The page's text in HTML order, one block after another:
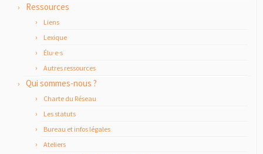
Ressources
Liens
Lexique
Élu·e·s
Autres ressources
Qui sommes-nous ?
Charte du Réseau
Les statuts
Bureau et infos légales
Ateliers